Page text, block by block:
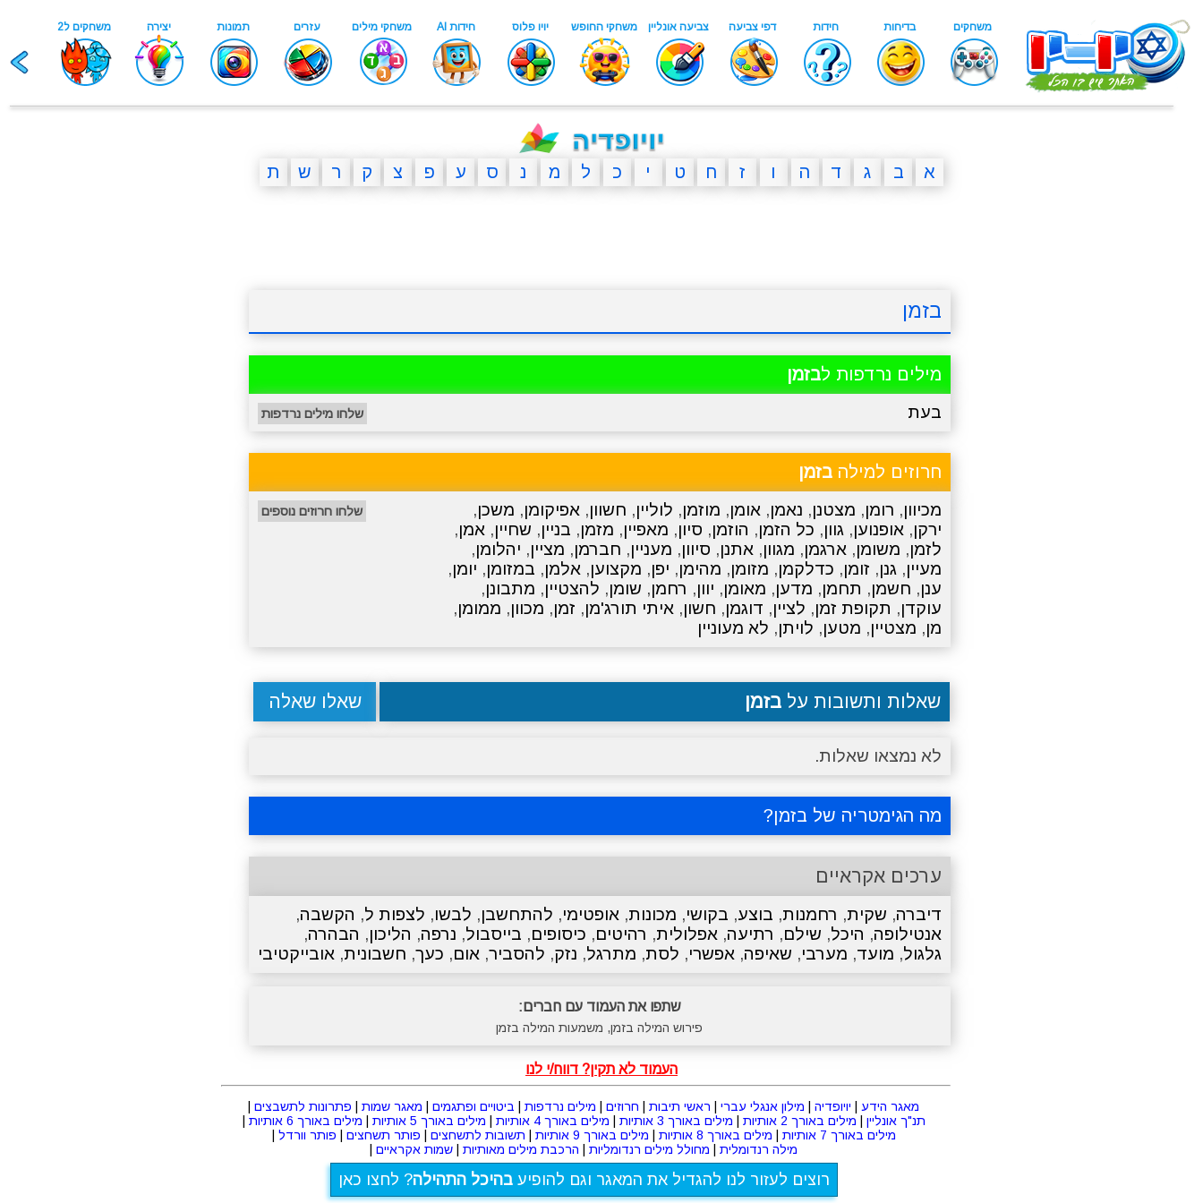
א ב ג ד ה ו ז ח ט י כ ל מ נ ס ע פ צ ק ר ש ת
בזמן
מילים נרדפות לבזמן
בעת שלחו מילים נרדפות
חרוזים למילה בזמן
מכיוון, רומן, מצטנן, נאמן, אומן, מוזמן, לוליין, חשוון, אפיקומן, משכן,
ירקן, אופנוען, גוון, כל הזמן, הוזמן, סיון, מאפיין, מזמן, בניין, שחיין, אמן,
לזמן, משומן, ארגמן, מגוון, אתנן, סיוון, מעניין, חברמן, מציין, יהלומן,
מעיין, גנן, זומן, כדלקמן, מזומן, מהימן, יפן, מקצוען, אלמן, במזומן, יומן,
ענן, חשמן, תחמן, מדען, מאומן, יוון, רחמן, שומן, להצטיין, מתבונן,
עוקדן, תקופת זמן, לציין, דוגמן, חשון, איתי תורג'מן, זמן, מכוון, ממומן,
מן, מצטיין, מטען, לויתן, לא מעוניין
שלחו חרוזים נוספים
שאלות ותשובות עלבזמן שאלו שאלה
לא נמצאו שאלות.
מה הגימטריה של בזמן?
ערכים אקראיים
דיברה, שקית, רחמנות, בוצע, בקושי, מכונות, אופטימי, להתחשבן, לבשו, לצפות ל, הקשבה,
אנטילופה, היכל, שילם, רתיעה, אפלולית, רהיטים, כיסופים, בייסבול, נרפה, הליכון, הבהרה,
גלגול, מועד, מערבי, שאיפה, אפשרי, לסת, מתרגל, נזק, להסביר, אום, כעך, חשבונית, אובייקטיבי
שתפו את העמוד עם חברים:
פירוש המילה בזמן, משמעות המילה בזמן
העמוד לא תקין? דווח/י לנו
מאגר הידע יויופדיה מילון אנגלי עברי ראשי תיבות חרוזים מילים נרדפות ביטויים ופתגמים מאגר שמות פתרונות לתשבצים
תנ"ך אונליין
מילים באורך 2 אותיות מילים באורך 3 אותיות מילים באורך 4 אותיות מילים באורך 5 אותיות מילים באורך 6 אותיות
מילים באורך 7 אותיות
מילים באורך 8 אותיות מילים באורך 9 אותיות תשובות לתשחצים פותר תשחצים פותר וורדל
מילה רנדומלית
מחולל מילים רנדומליות הרכבת מילים מאותיות שמות אקראיים
רוצים לעזור לנו להגדיל את המאגר וגם להופיעבהיכל התהילה? לחצו כאן